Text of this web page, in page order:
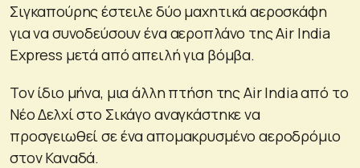
Σιγκαπούρης έστειλε δύο μαχητικά αεροσκάφη
για να συνοδεύσουν ένα αεροπλάνο της Air India
Express μετά από απειλή για βόμβα.
Τον ίδιο μήνα, μια άλλη πτήση της Air India από το
Νέο Δελχί στο Σικάγο αναγκάστηκε να
προσγειωθεί σε ένα απομακρυσμένο αεροδρόμιο
στον Καναδά.